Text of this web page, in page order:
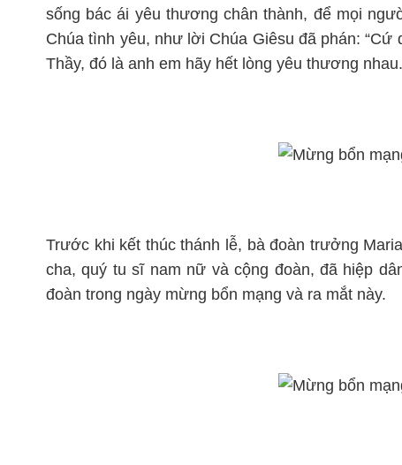
sống bác ái yêu thương chân thành, để mọi
Chúa tình yêu, như lời Chúa Giêsu đã phán:
Thầy, đó là anh em hãy hết lòng yêu thương
Trước khi kết thúc thánh lễ, bà đoàn trưởng
cha, quý tu sĩ nam nữ và cộng đoàn, đã hiệp
đoàn trong ngày mừng bổn mạng và ra mắt này.